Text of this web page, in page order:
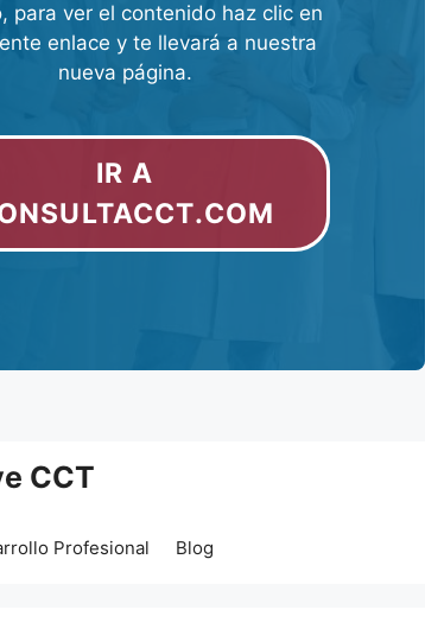
para ver el contenido haz clic en
enlace y te llevará a nuestra
nueva página.
IR A
CCT
Profesional Blog